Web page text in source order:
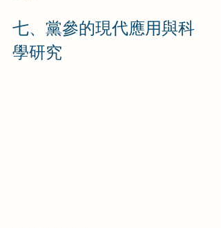
七、黨參的現代應用與科
學研究